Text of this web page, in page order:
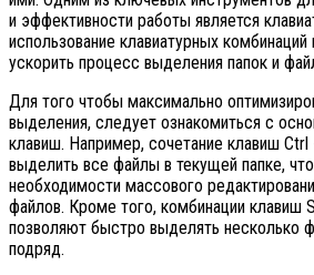
и эффективности работы является
использование клавиатурных комбинаций
ускорить процесс выделения папок и
Для того чтобы максимально
выделения, следует ознакомиться с
клавиш. Например, сочетание клавиш Ctrl
выделить все файлы в текущей папке,
необходимости массового
файлов. Кроме того, комбинации клавиш
позволяют быстро выделять несколько
подряд.